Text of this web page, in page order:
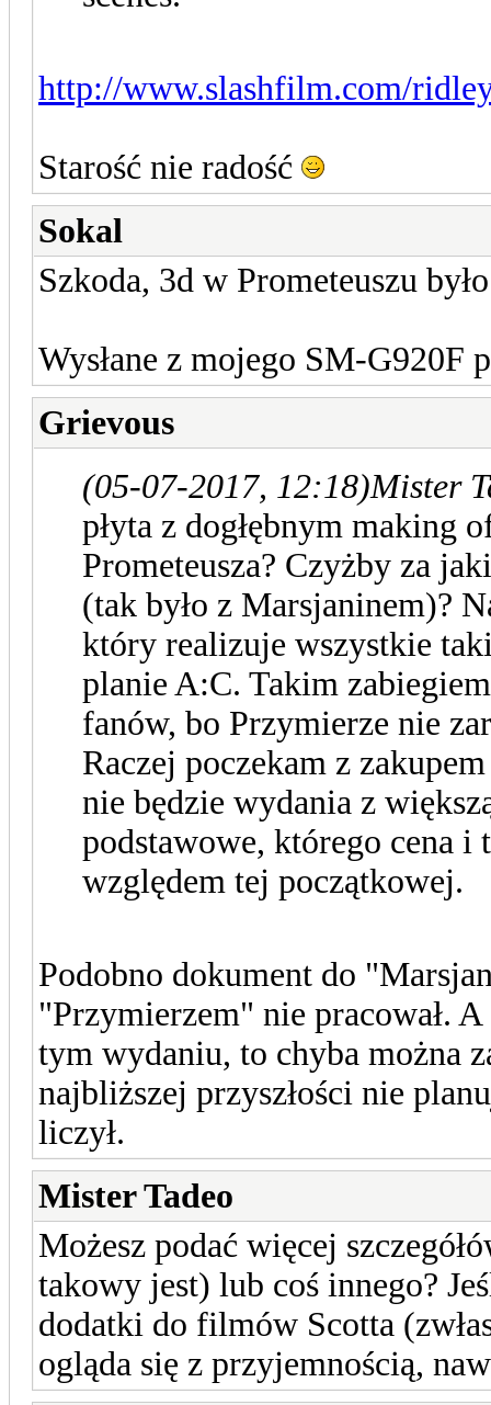
http://www.slashfilm.com/
Starość nie radość
Sokal
Szkoda, 3d w Prometeuszu
Wysłane z mojego SM-G920F
Grievous
(05-07-2017, 12:18)Mister
płyta z dogłębnym making
Prometeusza? Czyżby za
(tak było z Marsjaninem)?
który realizuje wszystkie
planie A:C. Takim
fanów, bo Przymierze nie
Raczej poczekam z
nie będzie wydania z
podstawowe, którego cena i
względem tej początkowej.
Podobno dokument do
"Przymierzem" nie pracował.
tym wydaniu, to chyba można
najbliższej przyszłości nie
liczył.
Mister Tadeo
Możesz podać więcej
takowy jest) lub coś innego?
dodatki do filmów Scotta
ogląda się z przyjemnością,